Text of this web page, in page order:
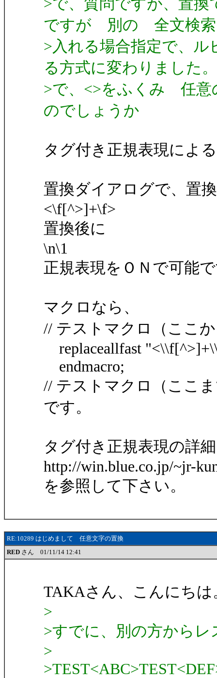
ですが 別の 全文検
>入れる場合指定で、
る方式に変わりました。
>で、<>をふくみ 任
のでしょうか
タグ付き正規表現によ
置換ダイアログで、置
<\f[^>]+\f>
置換後に
\n\1
正規表現をＯＮで可能
マクロなら、
// テストマクロ（ここ
replaceallfast
endmacro;
// テストマクロ（ここ
です。
タグ付き正規表現の詳
http://win.blue.co.jp/~jr-
を参照して下さい。
RE:10289 はじめまして 任意文字の置換
RED さん 01/11/14 12:41
TAKAさん、こんにち
>
>すでに、別の方から
>